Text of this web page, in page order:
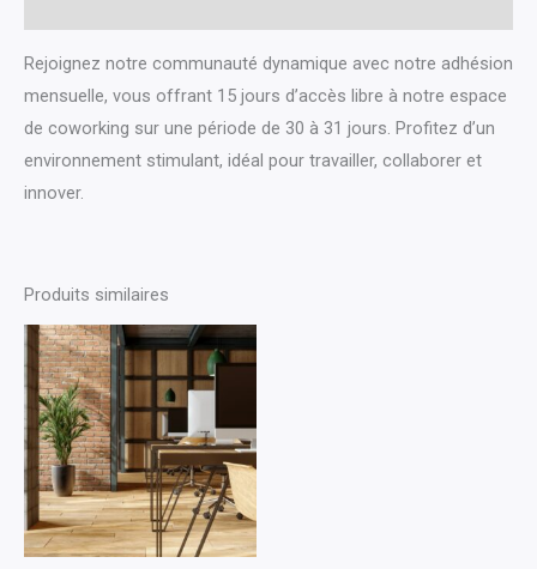
Rejoignez notre communauté dynamique avec notre adhésion
mensuelle, vous offrant 15 jours d’accès libre à notre espace
de coworking sur une période de 30 à 31 jours. Profitez d’un
environnement stimulant, idéal pour travailler, collaborer et
innover.
Produits similaires